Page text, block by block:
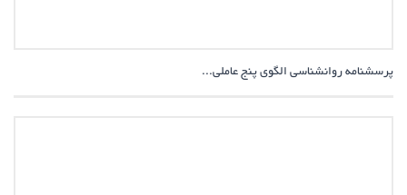
پرسشنامه روانشناسی الگوی پنج عاملی...